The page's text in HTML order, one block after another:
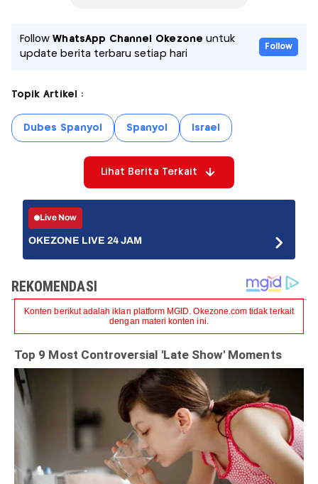
FollowWhatsApp Channel Okezone untuk
update berita terbaru setiap hari
Follow
Topik Artikel :
Dubes Spanyol Spanyol Israel
Lihat Berita Terkait
Live Now
OKEZONE LIVE 24 JAM